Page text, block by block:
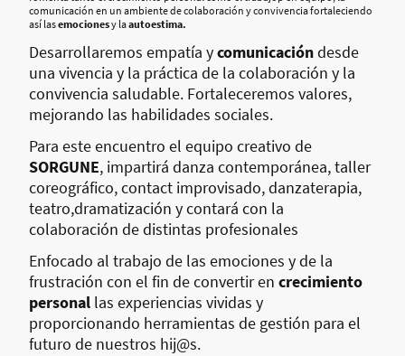
comunicación en un ambiente de colaboración y convivencia fortaleciendo
así lasemocionesy laautoestima.
Desarrollaremos empatía ycomunicacióndesde
una vivencia y la práctica de la colaboración y la
convivencia saludable. Fortaleceremos valores,
mejorando las habilidades sociales.
Para este encuentro el equipo creativo de
SORGUNE, impartirá danza contemporánea, taller
coreográfico, contact improvisado, danzaterapia,
teatro,dramatización y contará con la
colaboración de distintas profesionales
Enfocado al trabajo de las emociones y de la
frustración con el fin de convertir en crecimiento
personal las experiencias vividas y
proporcionando herramientas de gestión para el
futuro de nuestros hij@s.